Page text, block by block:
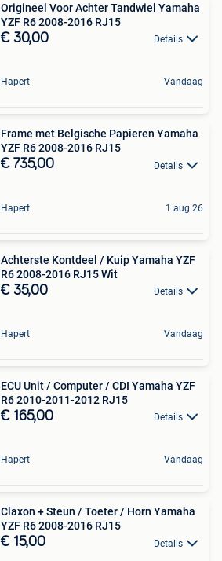
Origineel Voor Achter Tandwiel Yamaha
YZF R6 2008-2016 RJ15
€ 30,00 Details
Hapert Vandaag
Frame met Belgische Papieren Yamaha
YZF R6 2008-2016 RJ15
€ 735,00 Details
Hapert 1 aug 26
Achterste Kontdeel / Kuip Yamaha YZF
R6 2008-2016 RJ15 Wit
€ 35,00 Details
Hapert Vandaag
ECU Unit / Computer / CDI Yamaha YZF
R6 2010-2011-2012 RJ15
€ 165,00 Details
Hapert Vandaag
Claxon + Steun / Toeter / Horn Yamaha
YZF R6 2008-2016 RJ15
€ 15,00 Details